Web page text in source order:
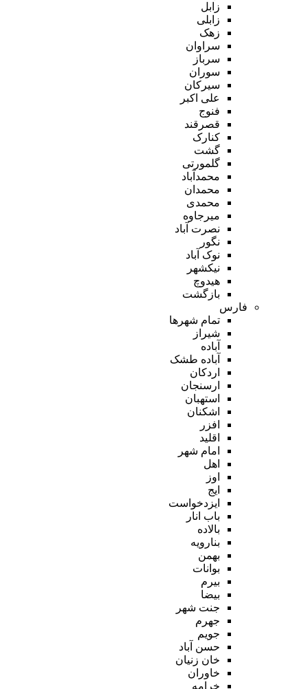
زابل
زابلی
زهک
سراوان
سرباز
سوران
سیرکان
علی اکبر
فنوج
قصرقند
کنارک
گشت
گلمورتی
محمدآباد
محمدان
محمدی
میرجاوه
نصرت آباد
نگور
نوک آباد
نیکشهر
هیدوچ
بازگشت
فارس
تمام شهر‌ها
شیراز
آباده
آباده طشک
اردکان
ارسنجان
استهبان
اشکنان
افزر
اقلید
امام شهر
اهل
اوز
ایج
ایزدخواست
باب انار
بالاده
بنارویه
بهمن
بوانات
بیرم
بیضا
جنت شهر
جهرم
جویم
حسن آباد
خان زنیان
خاوران
خرامه